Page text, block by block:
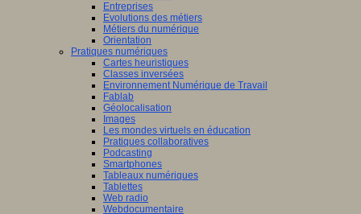
Entreprises
Evolutions des métiers
Métiers du numérique
Orientation
Pratiques numériques
Cartes heuristiques
Classes inversées
Environnement Numérique de Travail
Fablab
Géolocalisation
Images
Les mondes virtuels en éducation
Pratiques collaboratives
Podcasting
Smartphones
Tableaux numériques
Tablettes
Web radio
Webdocumentaire